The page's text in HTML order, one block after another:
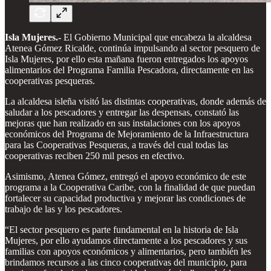
Isla Mujeres.- El Gobierno Municipal que encabeza la alcaldesa
Atenea Gómez Ricalde, continúa impulsando al sector pesquero de
Isla Mujeres, por ello esta mañana fueron entregados los apoyos
alimentarios del Programa Familia Pescadora, directamente en las
cooperativas pesqueras.
La alcaldesa isleña visitó las distintas cooperativas, donde además de
saludar a los pescadores y entregar las despensas, constató las
mejoras que han realizado en sus instalaciones con los apoyos
económicos del Programa de Mejoramiento de la Infraestructura
para las Cooperativas Pesqueras, a través del cual todas las
cooperativas reciben 250 mil pesos en efectivo.
Asimismo, Atenea Gómez, entregó el apoyo económico de este
programa a la Cooperativa Caribe, con la finalidad de que puedan
fortalecer su capacidad productiva y mejorar las condiciones de
trabajo de las y los pescadores.
“El sector pesquero es parte fundamental en la historia de Isla
Mujeres, por ello ayudamos directamente a los pescadores y sus
familias con apoyos económicos y alimentarios, pero también les
brindamos recursos a las cinco cooperativas del municipio, para